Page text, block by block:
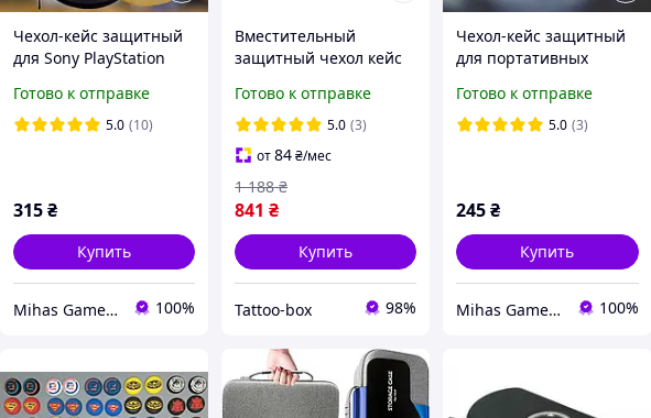
Чехол-кейс защитный
для Sony PlayStation
PSP2000, PSP3000 и
ремешок карабин.
Готово к отправке
5.0 (10)
315₴
Купить
Mihas Game Gear 100%
Вместительный
защитный чехол кейс
консоли PlayStation
Portal, PS5 Portal,
Черный
Готово к отправке
5.0 (3)
от84₴/мес
841 ₴
1 188 ₴
Купить
Tattoo-box 98%
Чехол-кейс защитный
для портативных
Powkiddy, Anbernic,
Nintendo GBC, Advance,
Готово к отправке
5.0 (3)
245₴
Купить
Mihas Game Gear 100%